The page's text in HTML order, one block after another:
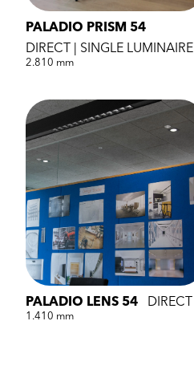
PALADIO PRISM 54
DIRECT | SINGLE LUMINAIRE
2.810 mm
PALADIO LENS 54 DIRECT
1.410 mm